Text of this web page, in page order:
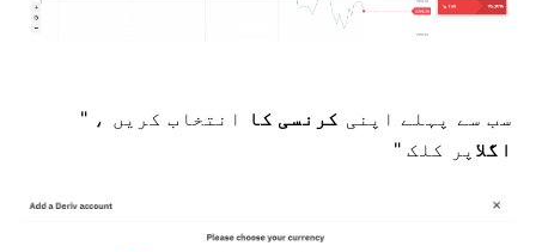
سب سے پہلے اپنی کرنسی کا
انتخاب کریں ، "
اگلا
"پر کلک